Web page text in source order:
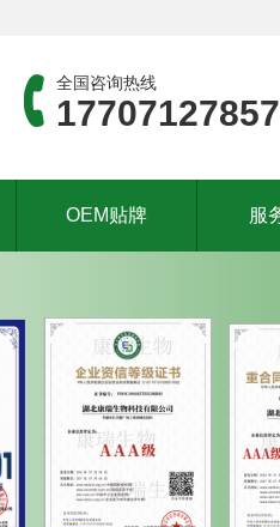
全国咨询热线
17707127857
OEM贴牌 服